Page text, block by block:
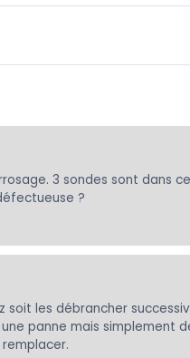
3 sondes sont dans
?
les débrancher
panne mais simplement